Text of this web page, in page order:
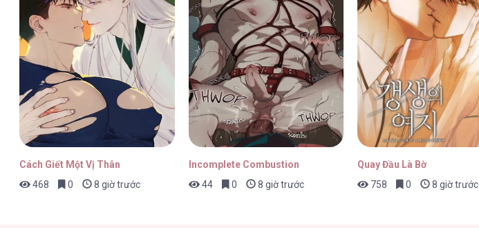
Off The Record [...] – Chap 2
Off The Record [...] – Chap 1
Cách Giết Một Vị Thân
468
0 8 giờ trước
Incomplete Combustion
44
0 8 giờ trước
Quay Đầu Là Bờ
758
0 8 giờ trước